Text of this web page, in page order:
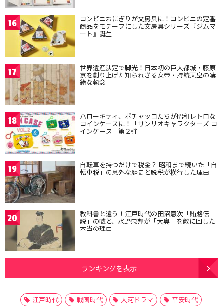
16 コンビニおにぎりが文房具に！コンビニの定番
商品をモチーフにした文房具シリーズ『ジムマ
ート』誕生
17 世界遺産決定で脚光！日本初の巨大都城・藤原
京を創り上げた知られざる女帝・持統天皇の凄
絶な執念
18 ハローキティ、ポチャッコたちが昭和レトロな
コインケースに！「サンリオキャラクターズ コ
インケース」第２弾
19 自転車を持つだけで税金？ 昭和まで続いた「自
転車税」の意外な歴史と脱税が横行した理由
20 教科書と違う！江戸時代の田沼意次「賄賂伝
説」の嘘と、水野忠邦が「大奥」を敵に回した
本当の理由
ランキングを表示
江戸時代 戦国時代 大河ドラマ
平安時代